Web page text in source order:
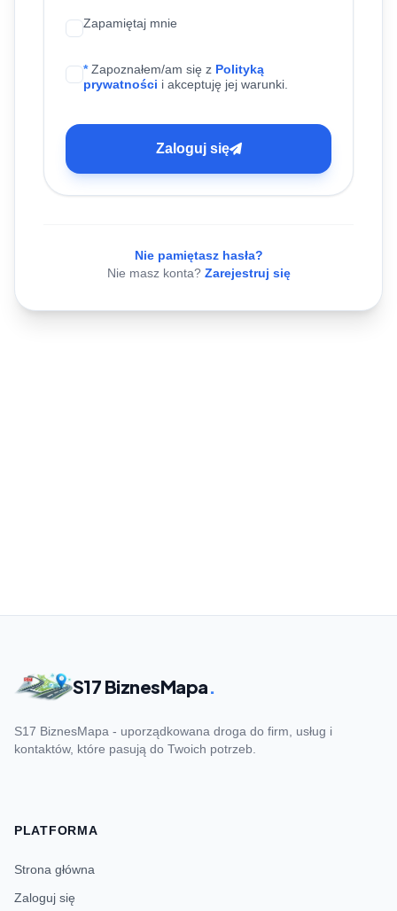
Zapamiętaj mnie
*Zapoznałem/am się z Polityką
prywatności i akceptuję jej warunki.
Zaloguj się
Nie pamiętasz hasła?
Nie masz konta? Zarejestruj się
S17 BiznesMapa.
S17 BiznesMapa - uporządkowana droga do firm, usług i
kontaktów, które pasują do Twoich potrzeb.
PLATFORMA
Strona główna
Zaloguj się